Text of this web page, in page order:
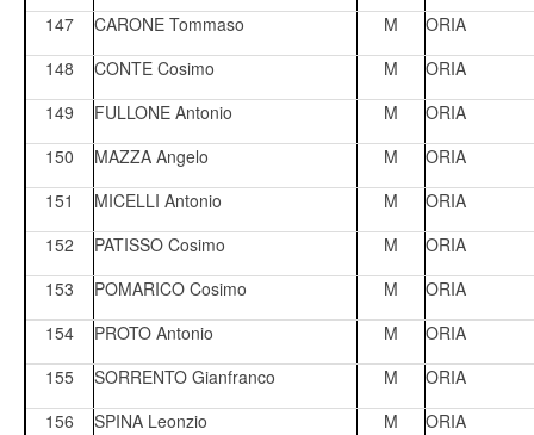
147 CARONE Tommaso M
ORIA
148
CONTE Cosimo M
ORIA
149
FULLONE Antonio M
ORIA
150
MAZZA Angelo M
ORIA
151
MICELLI Antonio M
ORIA
152
PATISSO Cosimo M
ORIA
153
POMARICO Cosimo M
ORIA
154
PROTO Antonio M
ORIA
155
SORRENTO Gianfranco M
ORIA
156
SPINA Leonzio M
ORIA